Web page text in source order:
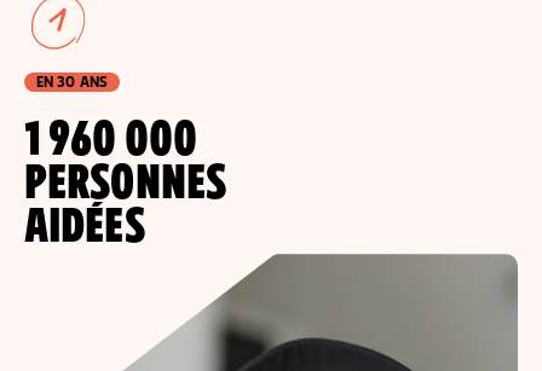
1
EN 30 ANS
1 960 000
PERSONNES
AIDÉES